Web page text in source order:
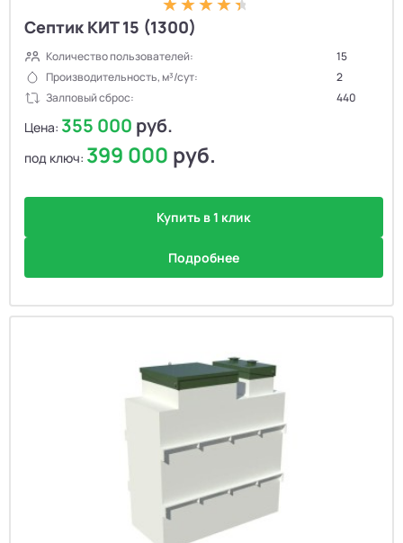
Септик КИТ 15 (1300)
Количество пользователей:
15
Производительность, м³/сут:
2
Залповый сброс:
440
Цена: 355 000 руб.
под ключ: 399 000 руб.
Купить в 1 клик
Подробнее